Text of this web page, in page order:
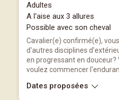
Adultes
A l'aise aux 3 allures
Possible avec son cheval
Cavalier(e) confirmé(e),
d'autres disciplines
en progressant en
voulez commencer
Dates proposées